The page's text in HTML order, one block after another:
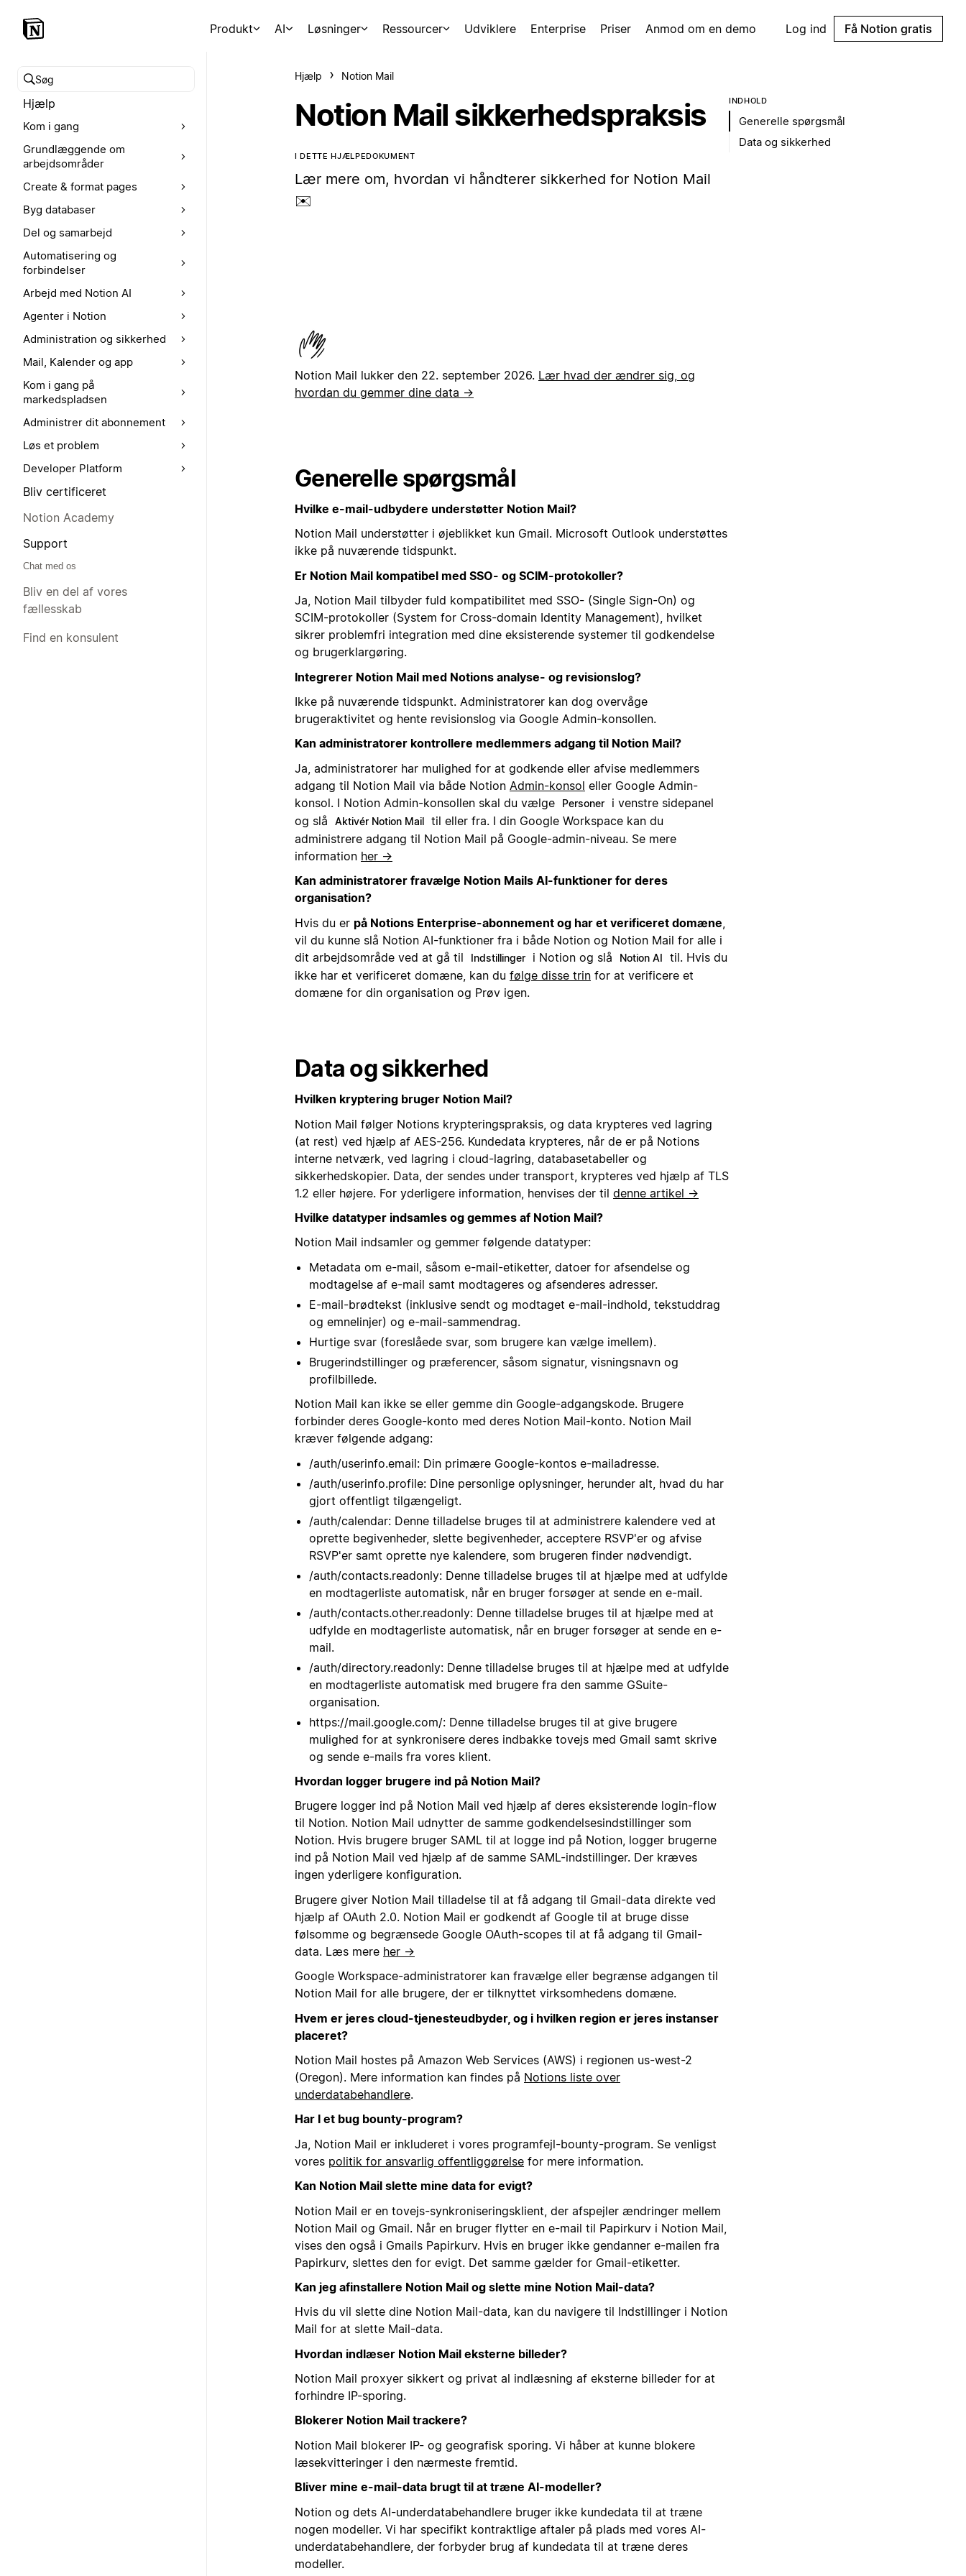
Produkt AI Løsninger Ressourcer Udviklere Enterprise Priser Anmod om en demo Log ind Få Notion gratis
Søg i hjælpecenteret
Hjælp
Kom i gang
Grundlæggende om
arbejdsområder
Create & format pages
Byg databaser
Del og samarbejd
Automatisering og
forbindelser
Arbejd med Notion AI
Agenter i Notion
Administration og sikkerhed
Mail, Kalender og app
Kom i gang på
markedspladsen
Administrer dit abonnement
Løs et problem
Developer Platform
Bliv certificeret
Notion Academy
Support
Chat med os
Bliv en del af vores
fællesskab
Find en konsulent
Hjælp Notion Mail
Notion Mail sikkerhedspraksis
I DETTE HJÆLPEDOKUMENT
Lær mere om, hvordan vi håndterer sikkerhed for Notion Mail
✉️
Notion Mail lukker den 22. september 2026. Lær hvad der ændrer sig, og
hvordan du gemmer dine data →
Generelle spørgsmål
Hvilke e-mail-udbydere understøtter Notion Mail?
Notion Mail understøtter i øjeblikket kun Gmail. Microsoft Outlook understøttes
ikke på nuværende tidspunkt.
Er Notion Mail kompatibel med SSO- og SCIM-protokoller?
Ja, Notion Mail tilbyder fuld kompatibilitet med SSO- (Single Sign-On) og
SCIM-protokoller (System for Cross-domain Identity Management), hvilket
sikrer problemfri integration med dine eksisterende systemer til godkendelse
og brugerklargøring.
Integrerer Notion Mail med Notions analyse- og revisionslog?
Ikke på nuværende tidspunkt. Administratorer kan dog overvåge
brugeraktivitet og hente revisionslog via Google Admin-konsollen.
Kan administratorer kontrollere medlemmers adgang til Notion Mail?
Ja, administratorer har mulighed for at godkende eller afvise medlemmers
adgang til Notion Mail via både Notion Admin-konsol eller Google Admin-
konsol. I Notion Admin-konsollen skal du vælge
Personer
i venstre sidepanel
og slå
Aktivér Notion Mail til eller fra. I din Google Workspace kan du
administrere adgang til Notion Mail på Google-admin-niveau. Se mere
information her →
Kan administratorer fravælge Notion Mails AI-funktioner for deres
organisation?
Hvis du er på Notions Enterprise-abonnement og har et verificeret domæne
vil du kunne slå Notion AI-funktioner fra i både Notion og Notion Mail for alle i
dit arbejdsområde ved at gå til
Indstillinger i Notion og slå Notion AI
til. Hvis du
ikke har et verificeret domæne, kan du følge disse trin for at verificere et
domæne for din organisation og Prøv igen.
Data og sikkerhed
Hvilken kryptering bruger Notion Mail?
Notion Mail følger Notions krypteringspraksis, og data krypteres ved lagring
(at rest) ved hjælp af AES-256. Kundedata krypteres, når de er på Notions
interne netværk, ved lagring i cloud-lagring, databasetabeller og
sikkerhedskopier. Data, der sendes under transport, krypteres ved hjælp af TLS
1.2 eller højere. For yderligere information, henvises der til denne artikel →
Hvilke datatyper indsamles og gemmes af Notion Mail?
Notion Mail indsamler og gemmer følgende datatyper:
Metadata om e-mail, såsom e-mail-etiketter, datoer for afsendelse og
modtagelse af e-mail samt modtageres og afsenderes adresser.
E-mail-brødtekst (inklusive sendt og modtaget e-mail-indhold, tekstuddrag
og emnelinjer) og e-mail-sammendrag.
Hurtige svar (foreslåede svar, som brugere kan vælge imellem).
Brugerindstillinger og præferencer, såsom signatur, visningsnavn og
profilbillede.
Notion Mail kan ikke se eller gemme din Google-adgangskode. Brugere
forbinder deres Google-konto med deres Notion Mail-konto. Notion Mail
kræver følgende adgang:
/auth/userinfo.email: Din primære Google-kontos e-mailadresse.
/auth/userinfo.profile: Dine personlige oplysninger, herunder alt, hvad du har
gjort offentligt tilgængeligt.
/auth/calendar: Denne tilladelse bruges til at administrere kalendere ved at
oprette begivenheder, slette begivenheder, acceptere RSVP'er og afvise
RSVP'er samt oprette nye kalendere, som brugeren finder nødvendigt.
/auth/contacts.readonly: Denne tilladelse bruges til at hjælpe med at udfylde
en modtagerliste automatisk, når en bruger forsøger at sende en e-mail.
/auth/contacts.other.readonly: Denne tilladelse bruges til at hjælpe med at
udfylde en modtagerliste automatisk, når en bruger forsøger at sende en e-
mail.
/auth/directory.readonly: Denne tilladelse bruges til at hjælpe med at udfylde
en modtagerliste automatisk med brugere fra den samme GSuite-
organisation.
https://mail.google.com/: Denne tilladelse bruges til at give brugere
mulighed for at synkronisere deres indbakke tovejs med Gmail samt skrive
og sende e-mails fra vores klient.
Hvordan logger brugere ind på Notion Mail?
Brugere logger ind på Notion Mail ved hjælp af deres eksisterende login-flow
til Notion. Notion Mail udnytter de samme godkendelsesindstillinger som
Notion. Hvis brugere bruger SAML til at logge ind på Notion, logger brugerne
ind på Notion Mail ved hjælp af de samme SAML-indstillinger. Der kræves
ingen yderligere konfiguration.
Brugere giver Notion Mail tilladelse til at få adgang til Gmail-data direkte ved
hjælp af OAuth 2.0. Notion Mail er godkendt af Google til at bruge disse
følsomme og begrænsede Google OAuth-scopes til at få adgang til Gmail-
data. Læs mere her →
Google Workspace-administratorer kan fravælge eller begrænse adgangen til
Notion Mail for alle brugere, der er tilknyttet virksomhedens domæne.
Hvem er jeres cloud-tjenesteudbyder, og i hvilken region er jeres instanser
placeret?
Notion Mail hostes på Amazon Web Services (AWS) i regionen us-west-2
(Oregon). Mere information kan findes på Notions liste over
underdatabehandlere.
Har I et bug bounty-program?
Ja, Notion Mail er inkluderet i vores programfejl-bounty-program. Se venligst
vores politik for ansvarlig offentliggørelse for mere information.
Kan Notion Mail slette mine data for evigt?
Notion Mail er en tovejs-synkroniseringsklient, der afspejler ændringer mellem
Notion Mail og Gmail. Når en bruger flytter en e-mail til Papirkurv i Notion Mail,
vises den også i Gmails Papirkurv. Hvis en bruger ikke gendanner e-mailen fra
Papirkurv, slettes den for evigt. Det samme gælder for Gmail-etiketter.
Kan jeg afinstallere Notion Mail og slette mine Notion Mail-data?
Hvis du vil slette dine Notion Mail-data, kan du navigere til Indstillinger i Notion
Mail for at slette Mail-data.
Hvordan indlæser Notion Mail eksterne billeder?
Notion Mail proxyer sikkert og privat al indlæsning af eksterne billeder for at
forhindre IP-sporing.
Blokerer Notion Mail trackere?
Notion Mail blokerer IP- og geografisk sporing. Vi håber at kunne blokere
læsekvitteringer i den nærmeste fremtid.
Bliver mine e-mail-data brugt til at træne AI-modeller?
Notion og dets AI-underdatabehandlere bruger ikke kundedata til at træne
nogen modeller. Vi har specifikt kontraktlige aftaler på plads med vores AI-
underdatabehandlere, der forbyder brug af kundedata til at træne deres
modeller.
INDHOLD
Generelle spørgsmål
Data og sikkerhed